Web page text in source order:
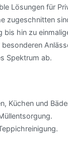
Lösungen für
zugeschnitten
bis hin zu
Spektrum ab.
Küchen und